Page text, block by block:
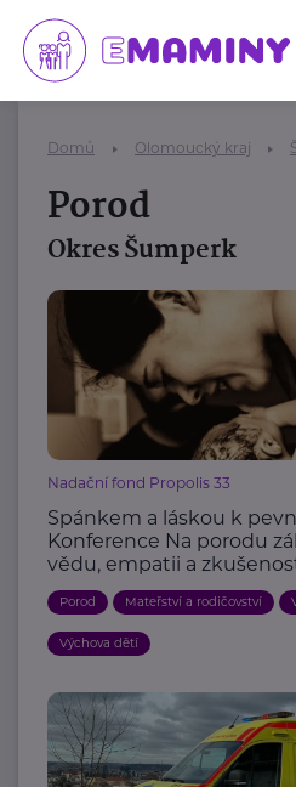
Domů Olomoucký kraj
Porod
Okres Šumperk
Nadační fond Propolis 33
Spánkem a láskou k
Konference Na porodu
vědu, empatii a
Porod Mateřství a rodičovství
Výchova dětí